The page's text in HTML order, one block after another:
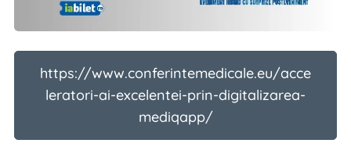
https://www.conferintemedicale.eu/acce
leratori-ai-excelentei-prin-digitalizarea-
mediqapp/